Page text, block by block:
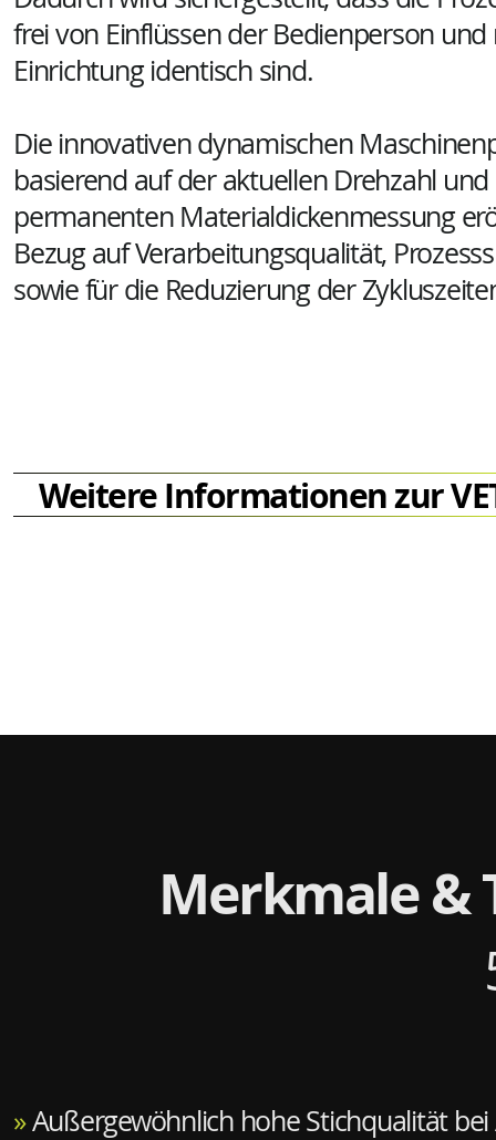
Merkmale &
»Außergewöhnlich hohe Stichqualität
frei von Einflüssen der Bedienperson und
Einrichtung identisch sind.
Die innovativen dynamischen
basierend auf der aktuellen Drehzahl
permanenten Materialdickenmessung
Bezug auf Verarbeitungsqualität,
sowie für die Reduzierung der
Weitere Informationen zur